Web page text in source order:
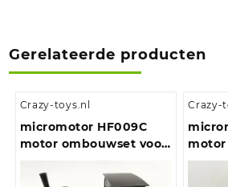
Gerelateerde producten
Crazy-toys.nl
micromotor HF009C
motor ombouwset voor
DB/DRG/CSD/NS/SNCF,
Crazy-